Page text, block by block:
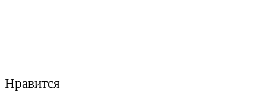
Нравится